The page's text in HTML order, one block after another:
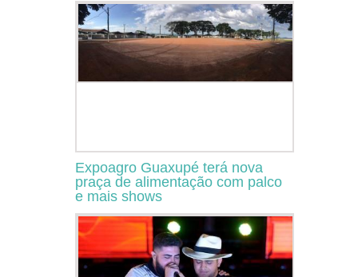
Expoagro Guaxupé terá nova
praça de alimentação com palco
e mais shows